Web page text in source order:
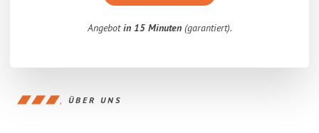
Angebotin 15 Minuten(garantiert).
ÜBER UNS